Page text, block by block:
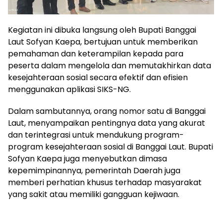
Kegiatan ini dibuka langsung oleh Bupati Banggai
Laut Sofyan Kaepa, bertujuan untuk memberikan
pemahaman dan keterampilan kepada para
peserta dalam mengelola dan memutakhirkan data
kesejahteraan sosial secara efektif dan efisien
menggunakan aplikasi SIKS-NG.
Dalam sambutannya, orang nomor satu di Banggai
Laut, menyampaikan pentingnya data yang akurat
dan terintegrasi untuk mendukung program-
program kesejahteraan sosial di Banggai Laut. Bupati
Sofyan Kaepa juga menyebutkan dimasa
kepemimpinannya, pemerintah Daerah juga
memberi perhatian khusus terhadap masyarakat
yang sakit atau memiliki gangguan kejiwaan.